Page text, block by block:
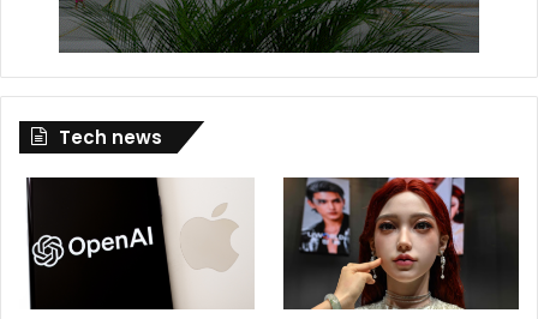
Tech news